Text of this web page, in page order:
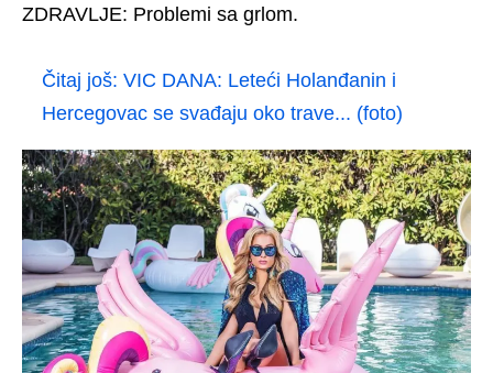
ZDRAVLJE: Problemi sa grlom.
Čitaj još: VIC DANA: Leteći Holanđanin i
Hercegovac se svađaju oko trave... (foto)